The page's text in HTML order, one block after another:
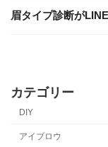
眉タイプ診断が
カテゴリー
DIY
アイブロウ